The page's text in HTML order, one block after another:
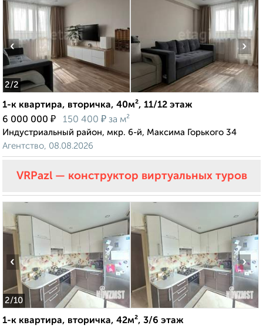
2/2
‹ ›
1-к квартира, вторичка, 40м², 11/12 этаж
6 000 000 ₽ 150 400 ₽ за м²
Индустриальный район, мкр. 6-й, Максима Горького 34
Агентство, 08.08.2026
VRPazl — конструктор виртуальных туров
2/10
‹ ›
1-к квартира, вторичка, 42м², 3/6 этаж